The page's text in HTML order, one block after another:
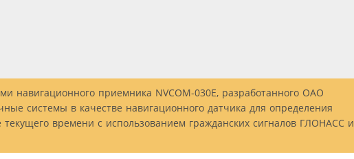
навигационного приемника NVCOM-030E, разработанного ОАО
системы в качестве навигационного датчика для определения
времени с использованием гражданских сигналов ГЛОНАСС и